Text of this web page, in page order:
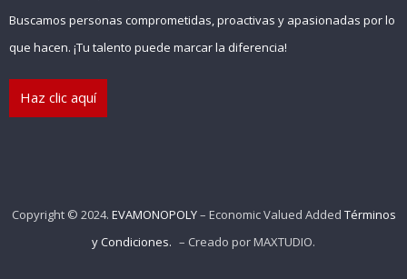
Registro
Buscamos personas comprometidas, proactivas y apasionadas por lo
que hacen. ¡Tu talento puede marcar la diferencia!
Haz clic aquí
Copyright © 2024. EVAMONOPOLY– Economic Valued Added Términos
y Condiciones. – Creado por MAXTUDIO.